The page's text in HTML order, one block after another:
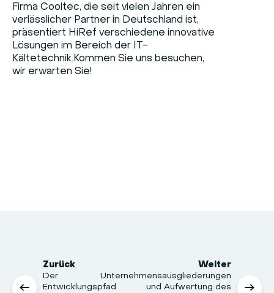
Firma Cooltec, die seit vielen Jahren ein
verlässlicher Partner in Deutschland ist,
präsentiert HiRef verschiedene innovative
Lösungen im Bereich der IT-
Kältetechnik.Kommen Sie uns besuchen,
wir erwarten Sie!
Zurück
Der
Entwicklungspfad
Weiter
Unternehmensausgliederungen
und Aufwertung des